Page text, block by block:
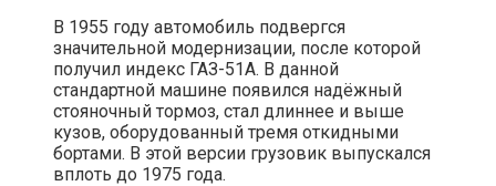
В 1955 году автомобиль подвергся
значительной модернизации, после которой
получил индекс ГАЗ-51А. В данной
стандартной машине появился надёжный
стояночный тормоз, стал длиннее и выше
кузов, оборудованный тремя откидными
бортами. В этой версии грузовик выпускался
вплоть до 1975 года.